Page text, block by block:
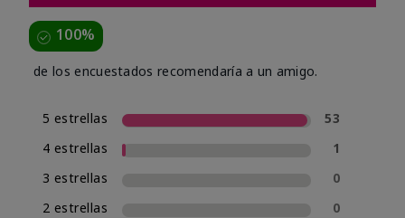
100%
de los encuestados recomendaría a un amigo.
5 estrellas
53
4 estrellas
1
3 estrellas
0
2 estrellas
0